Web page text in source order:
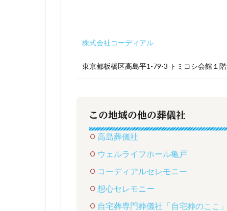
株式会社コーディアル
東京都板橋区高島平1-79-3 トミコシ会館１階
この地域の他の葬儀社
高島葬儀社
ウェルライフホール亀戸
コーディアルセレモニー
想心セレモニー
自宅葬専門葬儀社「自宅葬のここ」